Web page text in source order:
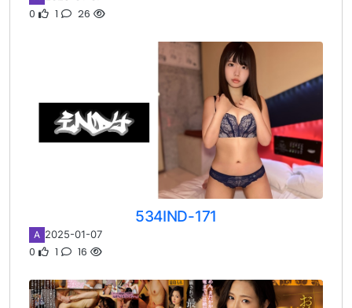
0 1 26
534IND-171
A 2025-01-07
0 1 16